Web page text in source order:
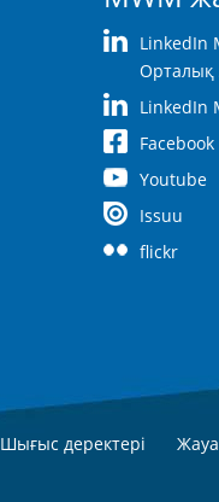
LinkedIn
Орталық
LinkedIn
Facebook
Youtube
Issuu
flickr
Шығыс деректері